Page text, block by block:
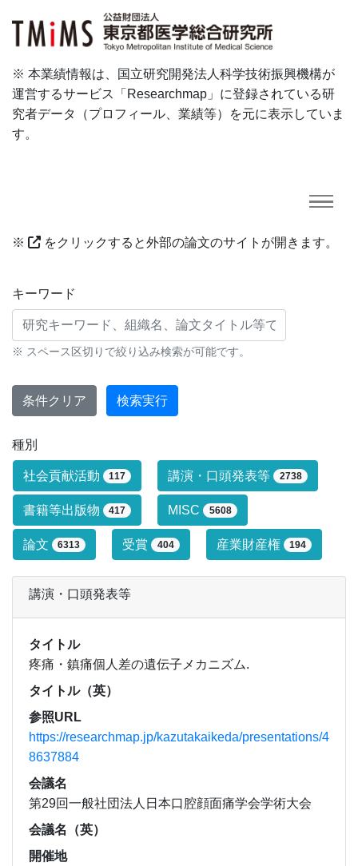
※ 本業績情報は、国立研究開発法人科学技術振興機構が
運営するサービス「Researchmap」に登録されている研
究者データ（プロフィール、業績等）を元に表示していま
す。
※ をクリックすると外部の論文のサイトが開きます。
研究業績に対する検索条件
キーワード
※ スペース区切りで絞り込み検索が可能です。
条件クリア 検索実行
種別
研究業績タイプによる絞り込み条件で
社会貢献活動 117 講演・口頭発表等 2738
書籍等出版物 417 MISC 5608
論文 6313 受賞 404 産業財産権 194
講演・口頭発表等
タイトル
疼痛・鎮痛個人差の遺伝子メカニズム.
タイトル（英）
参照URL
https://researchmap.jp/kazutakaikeda/presentations/4
8637884
会議名
第29回一般社団法人日本口腔顔面痛学会学術大会
会議名（英）
開催地